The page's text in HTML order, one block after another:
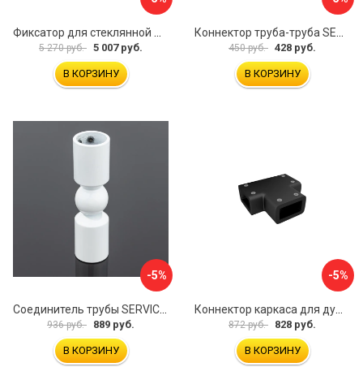
5 270 руб. 5 007 руб.
В КОРЗИНУ
450 руб. 428 руб.
В КОРЗИНУ
-5%
936 руб. 889 руб.
В КОРЗИНУ
-5%
872 руб. 828 руб.
В КОРЗИНУ